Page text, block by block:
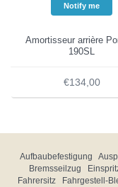
Notify me
Amortisseur arrière
190SL
€134,00
Aufbaubefestigung
Bremsseilzug
Fahrersitz
Fahrgestell-